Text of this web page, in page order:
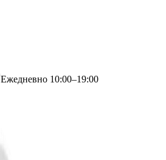
Ежедневно 10:00–19:00